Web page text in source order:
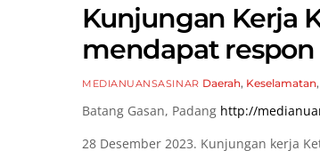
Kunjungan Kerja
mendapat respon
MEDIANUANSASINAR Daerah, Keselamatan,
Batang Gasan, Padang http://
28 Desember 2023. Kunjungan kerja